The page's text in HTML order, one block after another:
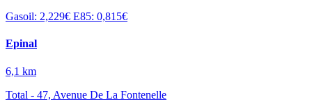
Gasoil: 2,229€ E85: 0,815€
Epinal
6,1 km
Total - 47, Avenue De La Fontenelle